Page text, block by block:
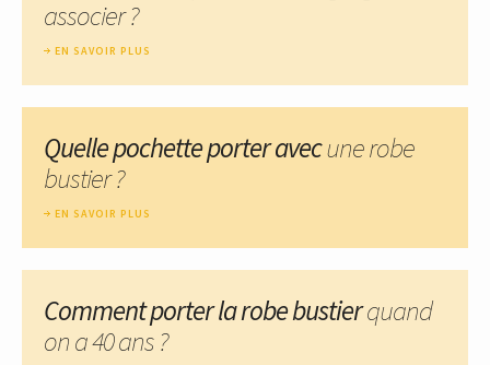
associer ?
EN SAVOIR PLUS
Quelle pochette porter avecune robe
bustier ?
EN SAVOIR PLUS
Comment porter la robe bustierquand
on a 40 ans ?